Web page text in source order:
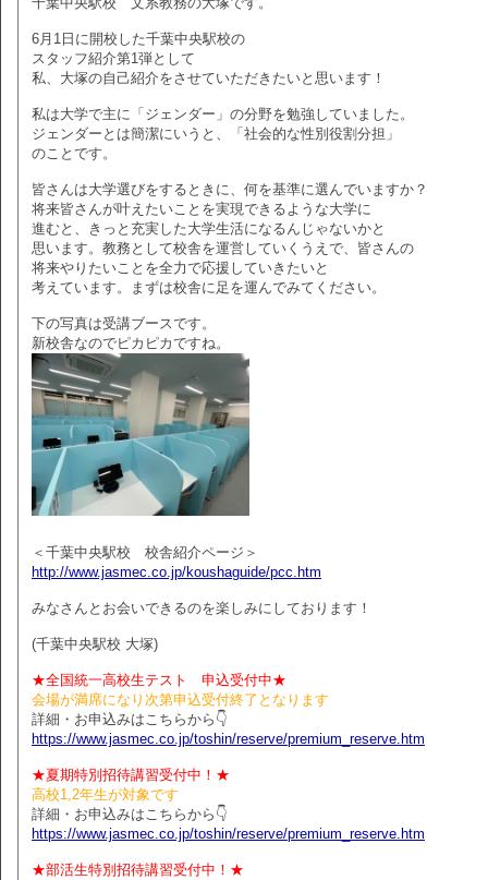
6月1日に開校した千葉中央駅校の
スタッフ紹介第1弾として
私、大塚の自己紹介をさせていただきたいと思います！
私は大学で主に「ジェンダー」の分野を勉強していました。
ジェンダーとは簡潔にいうと、「社会的な性別役割分担」
のことです。
皆さんは大学選びをするときに、何を基準に選んでいますか？
将来皆さんが叶えたいことを実現できるような大学に
進むと、きっと充実した大学生活になるんじゃないかと
思います。教務として校舎を運営していくうえで、皆さんの
将来やりたいことを全力で応援していきたいと
考えています。まずは校舎に足を運んでみてください。
下の写真は受講ブースです。
新校舎なのでピカピカですね。
＜千葉中央駅校 校舎紹介ページ＞
http://www.jasmec.co.jp/koushaguide/pcc.htm
みなさんとお会いできるのを楽しみにしております！
(千葉中央駅校 大塚)
★全国統一高校生テスト 申込受付中★
会場が満席になり次第申込受付終了となります
詳細・お申込みはこちらから👇
https://www.jasmec.co.jp/toshin/reserve/premium_reserve.htm
★夏期特別招待講習受付中！★
高校1,2年生が対象です
詳細・お申込みはこちらから👇
https://www.jasmec.co.jp/toshin/reserve/premium_reserve.htm
★部活生特別招待講習受付中！★